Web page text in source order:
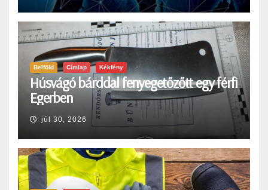
Belföld Címlap Kékfény
Húsvágó bárddal fenyegetőzőtt egy férfi
Egerben
júl 30, 2026